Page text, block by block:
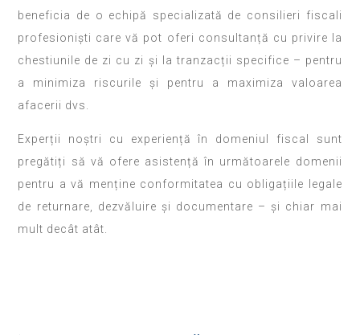
beneficia de o echipă specializată de consilieri fiscali
profesioniști care vă pot oferi consultanță cu privire la
chestiunile de zi cu zi și la tranzacții specifice – pentru
a minimiza riscurile și pentru a maximiza valoarea
afacerii dvs.
Experții noștri cu experiență în domeniul fiscal sunt
pregătiți să vă ofere asistență în următoarele domenii
pentru a vă menține conformitatea cu obligațiile legale
de returnare, dezvăluire și documentare – și chiar mai
mult decât atât.